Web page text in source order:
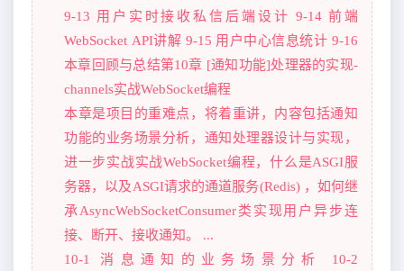
9-13 用户实时接收私信后端设计 9-14 前端
WebSocket API讲解 9-15 用户中心信息统计 9-16
本章回顾与总结第10章 [通知功能]处理器的实现-
channels实战WebSocket编程
本章是项目的重难点，将着重讲，内容包括通知
功能的业务场景分析，通知处理器设计与实现，
进一步实战实战WebSocket编程，什么是ASGI服
务器，以及ASGI请求的通道服务(Redis) ，如何继
承AsyncWebSocketConsumer类实现用户异步连
接、断开、接收通知。 ...
10-1 消息通知的业务场景分析 10-2